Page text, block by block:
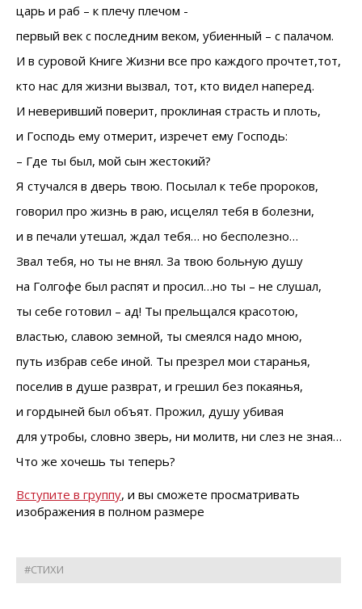
царь и раб – к плечу плечом -
первый век с последним веком, убиенный – с палачом.
И в суровой Книге Жизни все про каждого прочтет,тот,
кто нас для жизни вызвал, тот, кто видел наперед.
И неверивший поверит, проклиная страсть и плоть,
и Господь ему отмерит, изречет ему Господь:
– Где ты был, мой сын жестокий?
Я стучался в дверь твою. Посылал к тебе пророков,
говорил про жизнь в раю, исцелял тебя в болезни,
и в печали утешал, ждал тебя… но бесполезно…
Звал тебя, но ты не внял. За твою больную душу
на Голгофе был распят и просил…но ты – не слушал,
ты себе готовил – ад! Ты прельщался красотою,
властью, славою земной, ты смеялся надо мною,
путь избрав себе иной. Ты презрел мои старанья,
поселив в душе разврат, и грешил без покаянья,
и гордыней был объят. Прожил, душу убивая
для утробы, словно зверь, ни молитв, ни слез не зная…
Что же хочешь ты теперь?
Вступите в группу, и вы сможете просматривать
изображения в полном размере
#СТИХИ